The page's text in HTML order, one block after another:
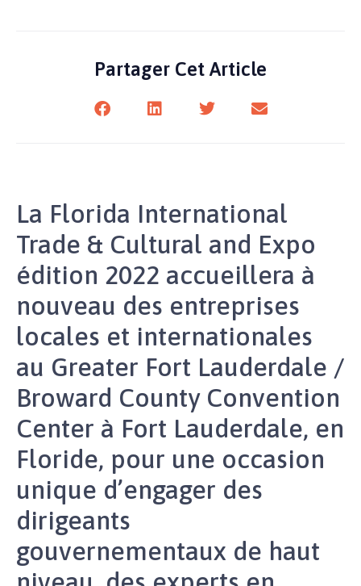
Partager Cet Article
La Florida International
Trade & Cultural and Expo
édition 2022 accueillera à
nouveau des entreprises
locales et internationales
au Greater Fort Lauderdale /
Broward County Convention
Center à Fort Lauderdale, en
Floride, pour une occasion
unique d’engager des
dirigeants
gouvernementaux de haut